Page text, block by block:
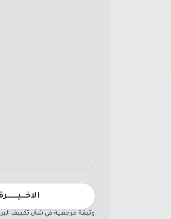
الاخـــيـــــــرة
وثيقة مرجعية في شأن تكييف